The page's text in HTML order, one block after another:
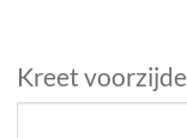
Kreet voorzijde